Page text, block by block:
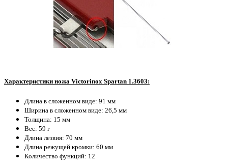
Характеристики ножа Victorinox Spartan 1.3603:
Длина в сложенном виде: 91 мм
Ширина в сложенном виде: 26,5 мм
Толщина: 15 мм
Вес: 59 г
Длина лезвия: 70 мм
Длина режущей кромки: 60 мм
Количество функций: 12